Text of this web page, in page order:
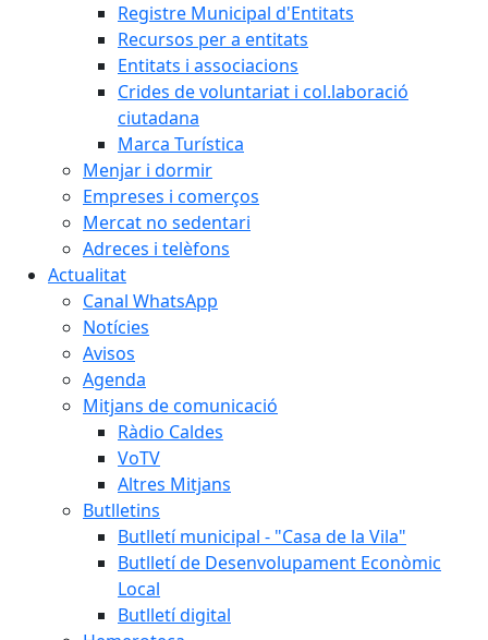
Registre Municipal d'Entitats
Recursos per a entitats
Entitats i associacions
Crides de voluntariat i col.laboració
ciutadana
Marca Turística
Menjar i dormir
Empreses i comerços
Mercat no sedentari
Adreces i telèfons
Actualitat
Canal WhatsApp
Notícies
Avisos
Agenda
Mitjans de comunicació
Ràdio Caldes
VoTV
Altres Mitjans
Butlletins
Butlletí municipal - "Casa de la Vila"
Butlletí de Desenvolupament Econòmic
Local
Butlletí digital